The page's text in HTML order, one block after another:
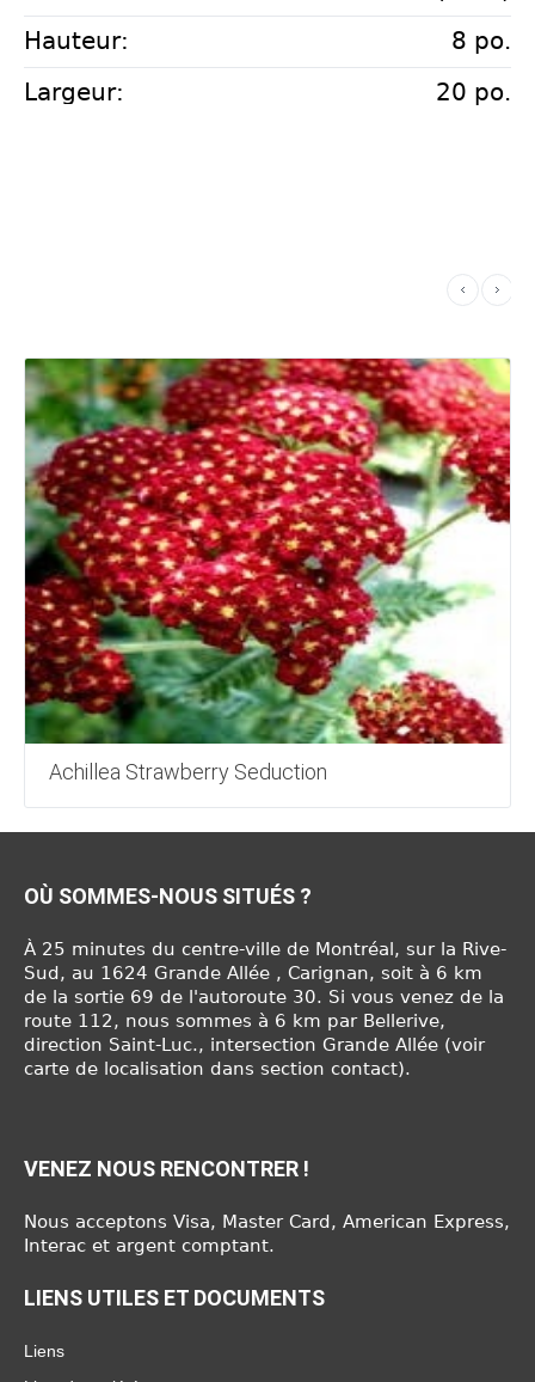
Hauteur:
8 po.
Largeur:
20 po.
Achillea Strawberry Seduction
OÙ SOMMES-NOUS SITUÉS ?
À 25 minutes du centre-ville de Montréal, sur la Rive-
Sud, au 1624 Grande Allée , Carignan, soit à 6 km
de la sortie 69 de l'autoroute 30. Si vous venez de la
route 112, nous sommes à 6 km par Bellerive,
direction Saint-Luc., intersection Grande Allée (voir
carte de localisation dans section contact).
VENEZ NOUS RENCONTRER !
Nous acceptons Visa, Master Card, American Express,
Interac et argent comptant.
LIENS UTILES ET DOCUMENTS
Liens